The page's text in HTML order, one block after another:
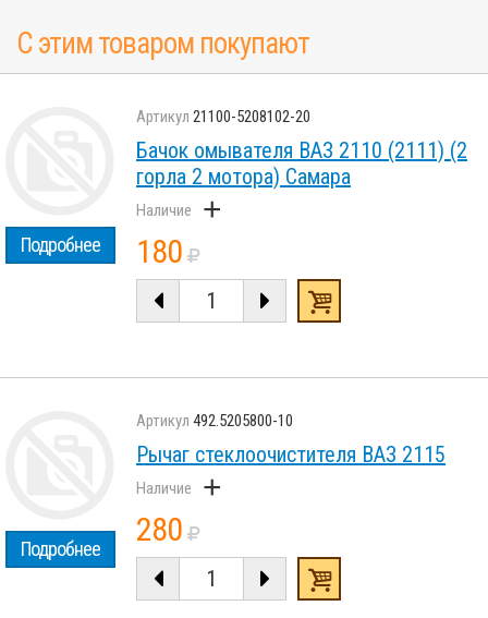
С этим товаром покупают
Подробнее
21100-5208102-20
Бачок омывателя ВАЗ 2110 (2111) (2
горла 2 мотора) Самара
+
180
Подробнее
492.5205800-10
Рычаг стеклоочистителя ВАЗ 2115
+
280